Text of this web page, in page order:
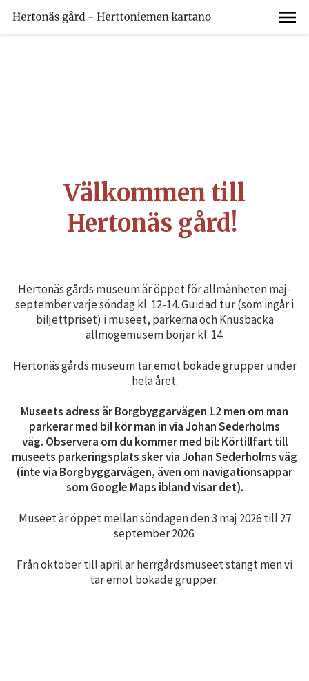
Välkommen till
Hertonäs gård!
Hertonäs gårds museum är öppet för allmänheten maj-
september varje söndag kl. 12-14. Guidad tur (som ingår i
biljettpriset) i museet, parkerna och Knusbacka
allmogemusem börjar kl. 14.
Hertonäs gårds museum tar emot bokade grupper under
hela året.
Museets adress är Borgbyggarvägen 12 men om man
parkerar med bil kör man in via Johan Sederholms
väg. Observera om du kommer med bil: Körtillfart till
museets parkeringsplats sker via Johan Sederholms väg
(inte via Borgbyggarvägen, även om navigationsappar
som Google Maps ibland visar det).
Museet är öppet mellan söndagen den 3 maj 2026 till 27
september 2026.
Från oktober till april är herrgårdsmuseet stängt men vi
tar emot bokade grupper.